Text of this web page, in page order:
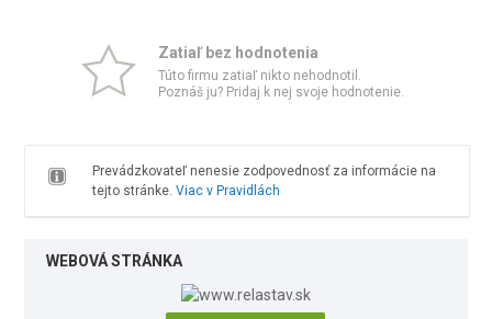
Zatiaľ bez hodnotenia
Túto firmu zatiaľ nikto nehodnotil.
Poznáš ju? Pridaj k nej svoje hodnotenie.
Prevádzkovateľ nenesie zodpovednosť za informácie na
tejto stránke. Viac v Pravidlách
WEBOVÁ STRÁNKA